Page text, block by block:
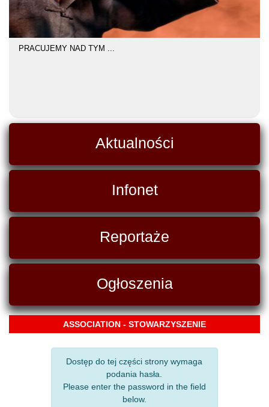
PRACUJEMY NAD TYM ...
Aktualności
Infonet
Reportaże
Ogłoszenia
ASSOCIATION - STOWARZYSZENIE
Dostęp do tej części strony wymaga
podania hasła.
Please enter the password in the field
below.